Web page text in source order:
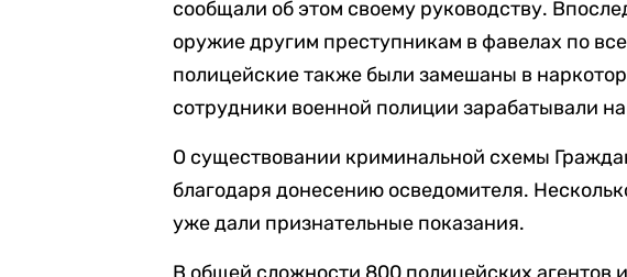
сообщали об этом своему руководству.
оружие другим преступникам в фавелах по
полицейские также были замешаны в
сотрудники военной полиции зарабатывали
О существовании криминальной схемы
благодаря донесению осведомителя.
уже дали признательные показания.